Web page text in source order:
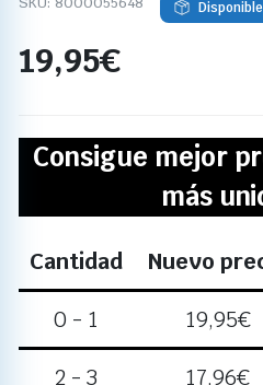
Disponible
19,95€
Consigue mejor
más
Cantidad Nuevo
0 - 1 19,95€
2 - 3 17,96€